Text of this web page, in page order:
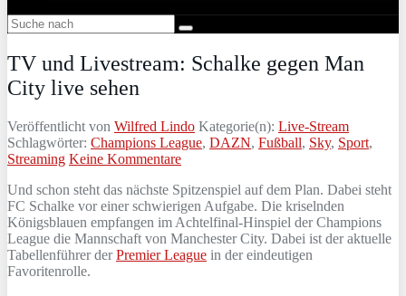
TV und Livestream: Schalke gegen Man
City live sehen
Veröffentlicht von Wilfred Lindo Kategorie(n): Live-Stream
Schlagwörter: Champions League, DAZN, Fußball, Sky, Sport,
Streaming Keine Kommentare
Und schon steht das nächste Spitzenspiel auf dem Plan. Dabei steht
FC Schalke vor einer schwierigen Aufgabe. Die kriselnden
Königsblauen empfangen im Achtelfinal-Hinspiel der Champions
League die Mannschaft von Manchester City. Dabei ist der aktuelle
Tabellenführer derPremier League in der eindeutigen
Favoritenrolle.